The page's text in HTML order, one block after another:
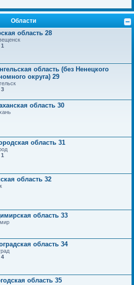
Области
область 28
1
область (без Ненецкого
округа) 29
3
область 30
область 31
1
область 32
область 33
область 34
4
область 35